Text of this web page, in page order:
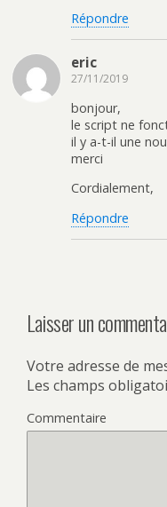
Répondre
eric
27/11/2019
bonjour,
le script ne
il y a-t-il une
merci
Cordialement,
Répondre
Laisser un
Votre adresse de
Les champs
Commentaire